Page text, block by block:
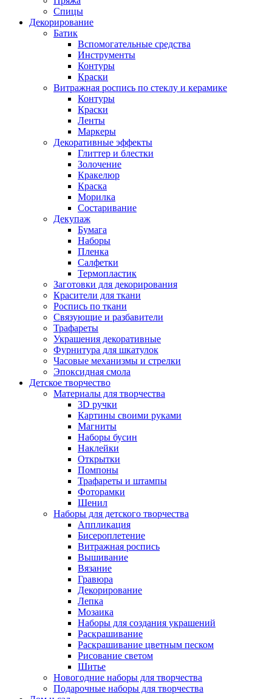
Спицы
Декорирование
Батик
Вспомогательные средства
Инструменты
Контуры
Краски
Витражная роспись по стеклу и керамике
Контуры
Краски
Ленты
Маркеры
Декоративные эффекты
Глиттер и блестки
Золочение
Кракелюр
Краска
Морилка
Состаривание
Декупаж
Бумага
Наборы
Пленка
Салфетки
Термопластик
Заготовки для декорирования
Красители для ткани
Роспись по ткани
Связующие и разбавители
Трафареты
Украшения декоративные
Фурнитура для шкатулок
Часовые механизмы и стрелки
Эпоксидная смола
Детское творчество
Материалы для творчества
3D ручки
Картины своими руками
Магниты
Наборы бусин
Наклейки
Открытки
Помпоны
Трафареты и штампы
Фоторамки
Шенил
Наборы для детского творчества
Аппликация
Бисероплетение
Витражная роспись
Вышивание
Вязание
Гравюра
Декорирование
Лепка
Мозаика
Наборы для создания украшений
Раскрашивание
Раскрашивание цветным песком
Рисование светом
Шитье
Новогодние наборы для творчества
Подарочные наборы для творчества